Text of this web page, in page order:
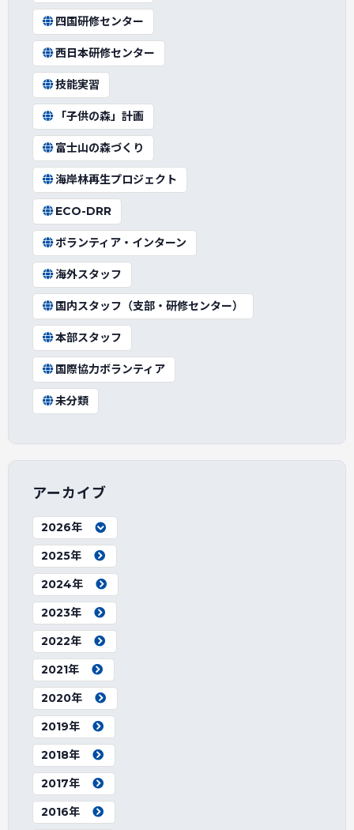
四国研修センター
西日本研修センター
技能実習
「子供の森」計画
富士山の森づくり
海岸林再生プロジェクト
ECO-DRR
ボランティア・インターン
海外スタッフ
国内スタッフ（支部・研修センター）
本部スタッフ
国際協力ボランティア
未分類
アーカイブ
2026年
2025年
2024年
2023年
2022年
2021年
2020年
2019年
2018年
2017年
2016年